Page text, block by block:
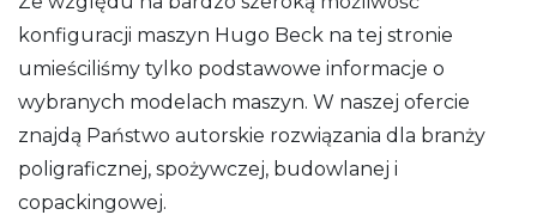
konfiguracji maszyn Hugo Beck na tej stronie
umieściliśmy tylko podstawowe informacje o
wybranych modelach maszyn. W naszej ofercie
znajdą Państwo autorskie rozwiązania dla branży
poligraficznej, spożywczej, budowlanej i
copackingowej.